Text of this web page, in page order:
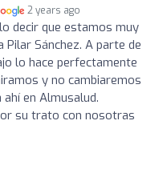
2 years ago
decir que estamos muy
Sánchez. A parte de
lo hace perfectamente
y no cambiaremos
en Almusalud.
su trato con nosotras